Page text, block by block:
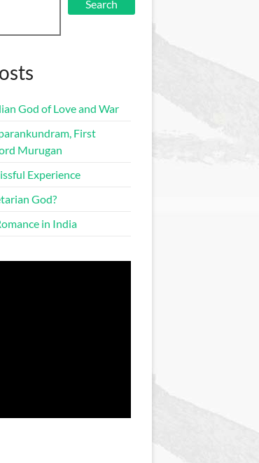
Search
God of Love and War
First
Murugan
Experience
God?
in India